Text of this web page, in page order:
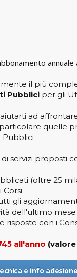
annuale
il più
Pubblici per gli
ad
quelle
Pubblici
servizi proposti
(oltre 25
Corsi
gli
dell'ultimo mese
risposte con i
all'anno
e info adesione